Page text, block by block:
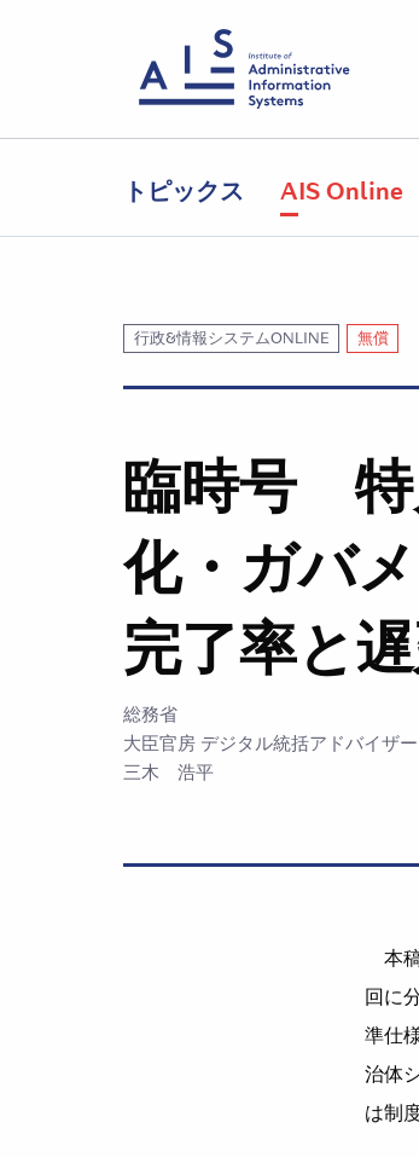
トピックス AIS Online
行政&情報システムONLINE 無償
臨時号
化・ガバ
完了率と
総務省
大臣官房 デジタル統括アドバイザー
三木 浩平
本
回に
準仕
治体
は制